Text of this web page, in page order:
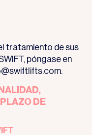
tratamiento de sus
póngase en
DE